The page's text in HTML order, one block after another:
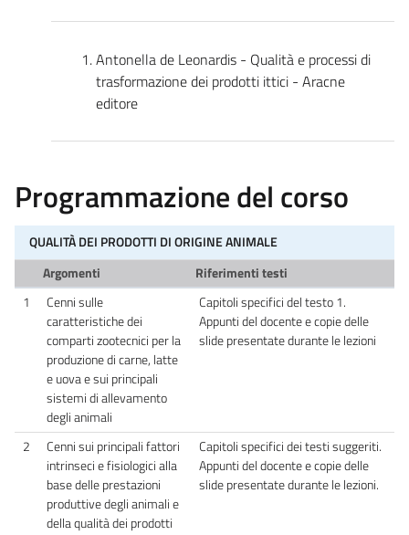
Antonella de Leonardis - Qualità e processi di
trasformazione dei prodotti ittici - Aracne
editore
Programmazione del corso
QUALITÀ DEI PRODOTTI DI ORIGINE ANIMALE
Argomenti
Riferimenti testi
1
Cenni sulle
caratteristiche dei
comparti zootecnici per la
produzione di carne, latte
e uova e sui principali
sistemi di allevamento
degli animali
Capitoli specifici del testo 1.
Appunti del docente e copie delle
slide presentate durante le lezioni
2
Cenni sui principali fattori
intrinseci e fisiologici alla
base delle prestazioni
produttive degli animali e
della qualità dei prodotti
Capitoli specifici dei testi suggeriti.
Appunti del docente e copie delle
slide presentate durante le lezioni.